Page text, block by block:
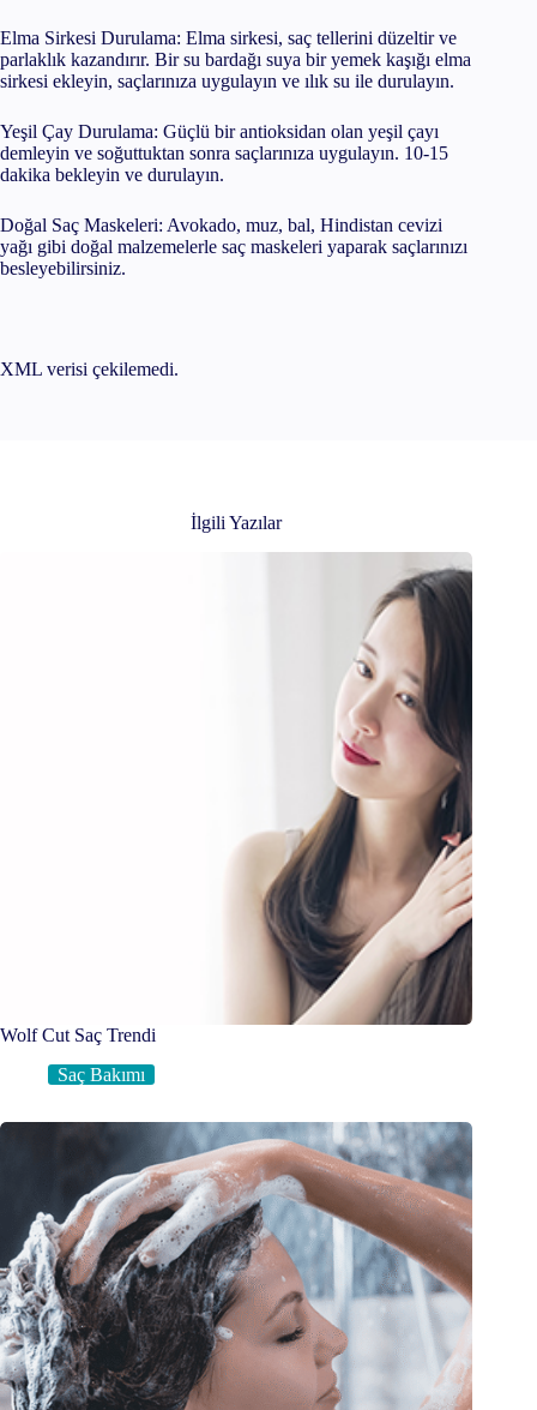
Elma Sirkesi Durulama: Elma sirkesi, saç tellerini düzeltir ve
parlaklık kazandırır. Bir su bardağı suya bir yemek kaşığı elma
sirkesi ekleyin, saçlarınıza uygulayın ve ılık su ile durulayın.
Yeşil Çay Durulama: Güçlü bir antioksidan olan yeşil çayı
demleyin ve soğuttuktan sonra saçlarınıza uygulayın. 10-15
dakika bekleyin ve durulayın.
Doğal Saç Maskeleri: Avokado, muz, bal, Hindistan cevizi
yağı gibi doğal malzemelerle saç maskeleri yaparak saçlarınızı
besleyebilirsiniz.
XML verisi çekilemedi.
İlgili Yazılar
Wolf Cut Saç Trendi
Saç Bakımı